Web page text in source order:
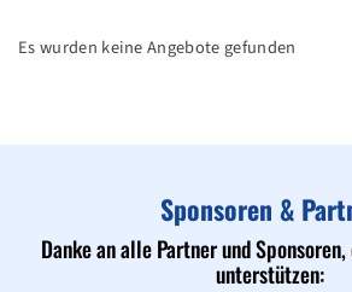
Es wurden keine Angebote gefunden
Sponsoren &
Danke an alle Partner und
unterstützen: